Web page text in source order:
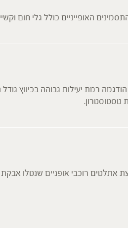
שינה. 3 מחקרים קליניים הראו גם שיפור בתסמיני
רמת יעילות גבוהה בכיווץ